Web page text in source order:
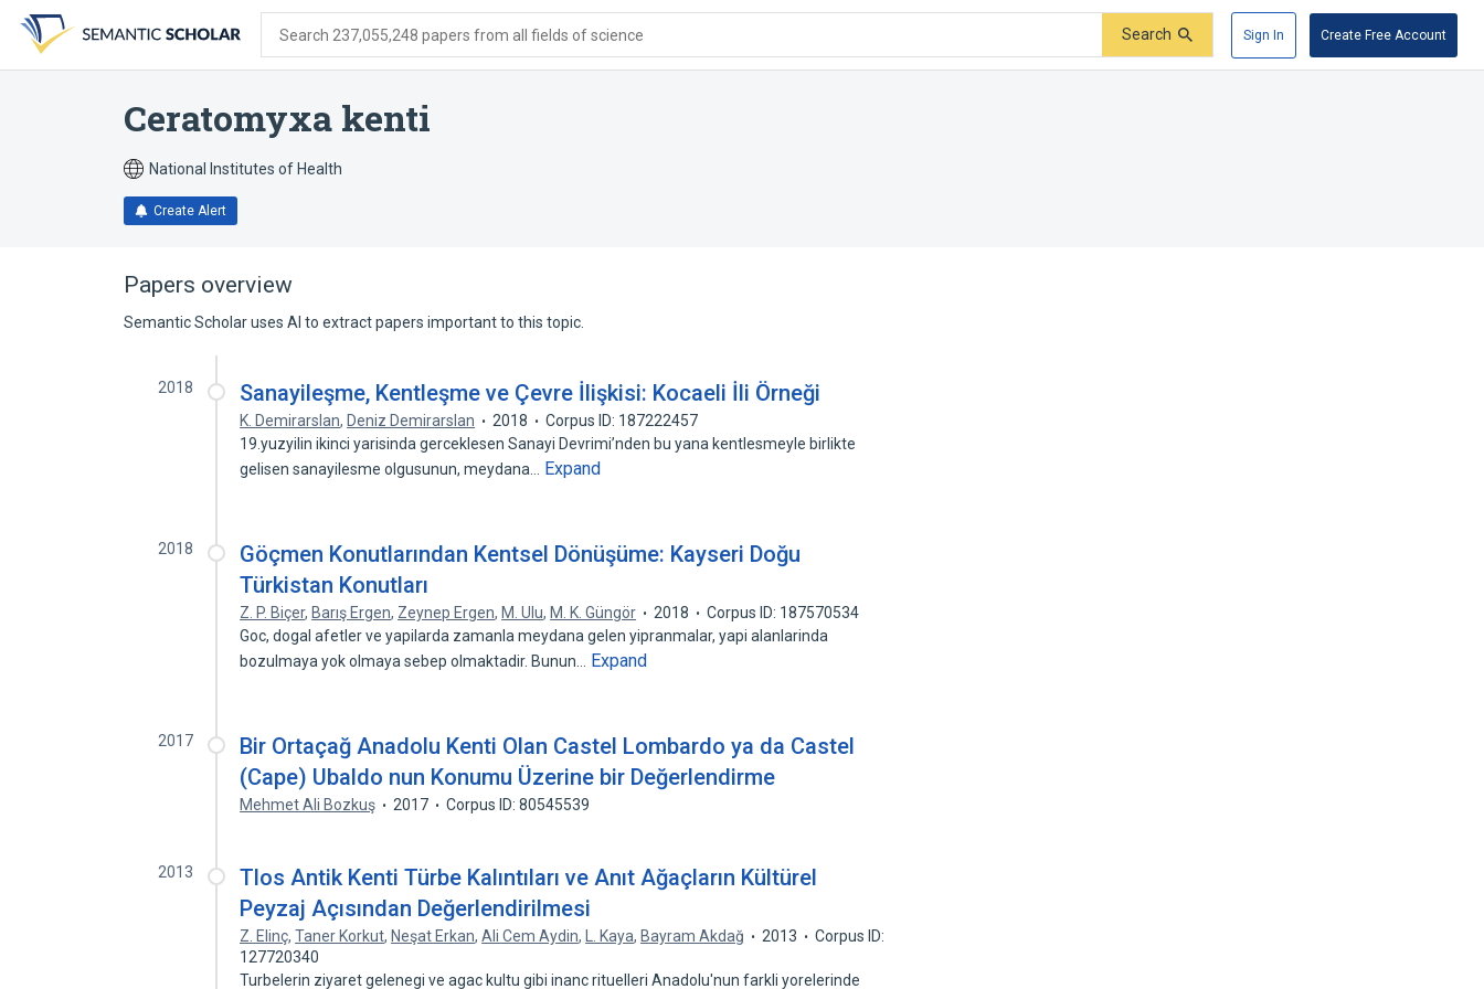
search
form
content
account
menu
Search 237,055,248 papers from all fields of science Search Sign In Create Free Account
Ceratomyxa kenti
National Institutes of Health
Create Alert
Papers overview
Semantic Scholar uses AI to extract papers important to this topic.
2018 Sanayileşme, Kentleşme ve Çevre İlişkisi: Kocaeli İli Örneği
K. Demirarslan, Deniz Demirarslan 2018
Corpus ID: 187222457
19.yuzyilin ikinci yarisinda gerceklesen Sanayi Devrimi’nden bu yana kentlesmeyle birlikte
gelisen sanayilesme olgusunun, meydana…
Expand
2018
Göçmen Konutlarından Kentsel Dönüşüme: Kayseri Doğu
Türkistan Konutları
Z. P. Biçer, Barış Ergen, Zeynep Ergen, M. Ulu, M. K. Güngör 2018
Corpus ID: 187570534
Goc, dogal afetler ve yapilarda zamanla meydana gelen yipranmalar, yapi alanlarinda
bozulmaya yok olmaya sebep olmaktadir. Bunun…
Expand
2017
Bir Ortaçağ Anadolu Kenti Olan Castel Lombardo ya da Castel
(Cape) Ubaldo nun Konumu Üzerine bir Değerlendirme
Mehmet Ali Bozkuş 2017 Corpus ID: 80545539
2013
Tlos Antik Kenti Türbe Kalıntıları ve Anıt Ağaçların Kültürel
Peyzaj Açısından Değerlendirilmesi
Z. Elinç,Taner Korkut, Neşat Erkan,Ali Cem Aydin, L. Kaya, Bayram Akdağ 2013
Corpus ID:
127720340
Turbelerin ziyaret gelenegi ve agac kultu gibi inanc rituelleri Anadolu'nun farkli yorelerinde